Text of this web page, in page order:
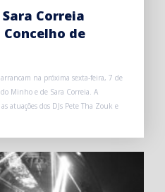
Correia
de
na próxima sexta-feira, 7 de
do Minho e de Sara Correia. A
atuações dos DJs Pete Tha Zouk e